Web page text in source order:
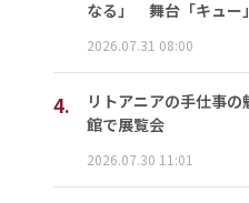
なる」 舞台「キュー
2026.07.31 08:00
4.
リトアニアの手仕事
館で展覧会
2026.07.30 11:01